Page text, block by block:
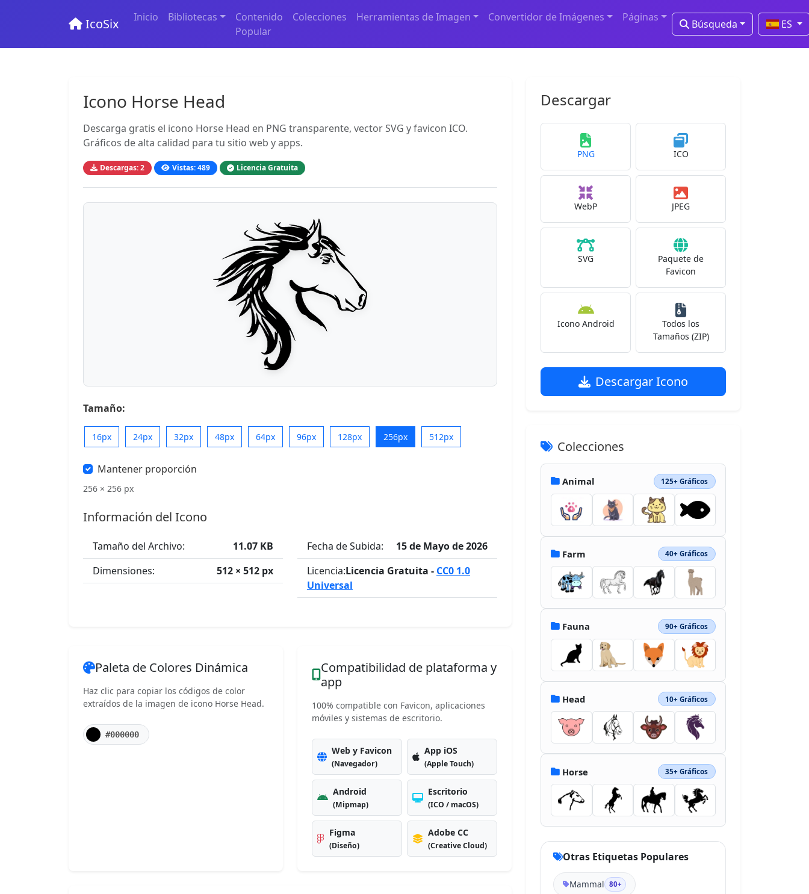
IcoSix Inicio Bibliotecas
Contenido
Popular
Colecciones Herramientas de Imagen Convertidor de Imágenes Páginas
Búsqueda ES
Icono Horse Head
Descarga gratis el icono Horse Head en PNG transparente, vector SVG y favicon ICO.
Gráficos de alta calidad para tu sitio web y apps.
Descargas: 2 Vistas: 489 Licencia Gratuita
Tamaño:
16px 24px 32px 48px 64px 96px 128px 256px 512px
Mantener proporción
256 × 256 px
Información del Icono
Tamaño del Archivo:
11.07 KB
Dimensiones:
512 × 512 px
Fecha de Subida:
15 de Mayo de 2026
Licencia:Licencia Gratuita - CC0 1.0
Universal
Paleta de Colores Dinámica
Haz clic para copiar los códigos de color
extraídos de la imagen de icono Horse Head.
#000000
Compatibilidad de plataforma y
app
100% compatible con Favicon, aplicaciones
móviles y sistemas de escritorio.
Web y Favicon
(Navegador)
App iOS
(Apple Touch)
Android
(Mipmap)
Escritorio
(ICO / macOS)
Figma
(Diseño)
Adobe CC
(Creative Cloud)
Descargar
PNG ICO
WebP JPEG
SVG
Paquete de
Favicon
Icono Android
Todos los
Tamaños (ZIP)
Descargar Icono
Colecciones
Animal 125+ Gráficos
Farm 40+ Gráficos
Fauna 90+ Gráficos
Head 10+ Gráficos
Horse 35+ Gráficos
Otras Etiquetas Populares
Mammal 80+